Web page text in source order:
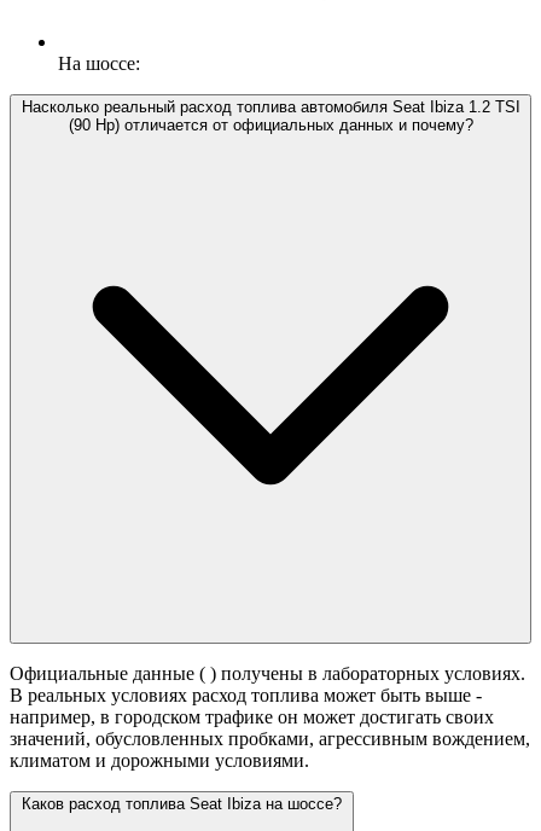
На шоссе:
Насколько реальный расход топлива автомобиля Seat Ibiza 1.2 TSI
(90 Hp) отличается от официальных данных и почему?
Официальные данные ( ) получены в лабораторных условиях.
В реальных условиях расход топлива может быть выше -
например, в городском трафике он может достигать своих
значений, обусловленных пробками, агрессивным вождением,
климатом и дорожными условиями.
Каков расход топлива Seat Ibiza на шоссе?